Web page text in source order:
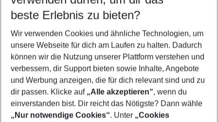
5-8 Nächte
2 Erwachsene Keine Kinder
Mehr Filter anzeigen
beste Erlebnis zu bieten?
Wir verwenden Cookies und ähnliche Technologien, um
unsere Webseite für dich am Laufen zu halten. Dadurch
können wir die Nutzung unserer Plattform verstehen und
verbessern, dir Support bieten sowie Inhalte, Angebote
und Werbung anzeigen, die für dich relevant sind und zu
dir passen. Klicke auf „Alle akzeptieren“, wenn du
einverstanden bist. Dir reicht das Nötigste? Dann wähle
„Nur notwendige Cookies“. Unter „Cookies